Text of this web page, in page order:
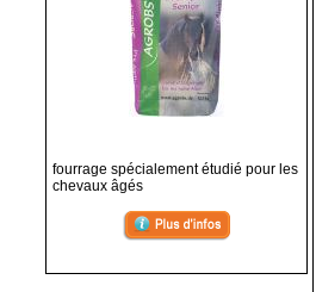
fourrage spécialement étudié pour les
chevaux âgés